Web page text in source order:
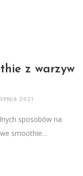
z warzyw
2021
sposobów na
smoothie…